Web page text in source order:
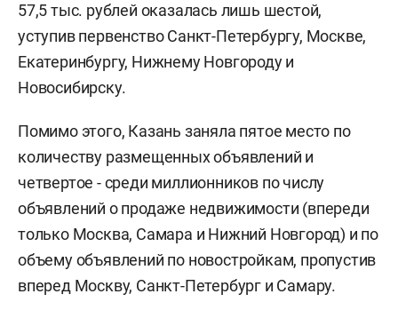
57,5 тыс. рублей оказалась лишь шестой,
уступив первенство Санкт-Петербургу, Москве,
Екатеринбургу, Нижнему Новгороду и
Новосибирску.
Помимо этого, Казань заняла пятое место по
количеству размещенных объявлений и
четвертое - среди миллионников по числу
объявлений о продаже недвижимости (впереди
только Москва, Самара и Нижний Новгород) и по
объему объявлений по новостройкам, пропустив
вперед Москву, Санкт-Петербург и Самару.